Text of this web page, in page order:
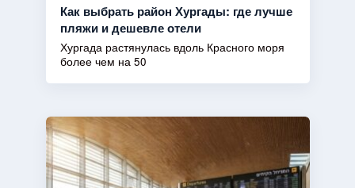
Как выбрать район Хургады: где лучше
пляжи и дешевле отели
Хургада растянулась вдоль Красного моря
более чем на 50